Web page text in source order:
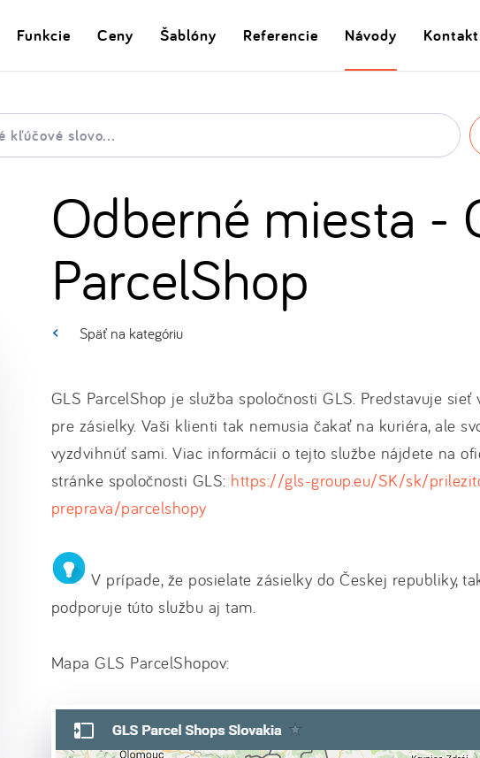
Funkcie Ceny Šablóny Referencie Návody Kontakt
Späť na kategóriu
Odberné miesta -
ParcelShop
GLS ParcelShop je služba spoločnosti GLS. Predstavuje sieť
pre zásielky. Vaši klienti tak nemusia čakať na kuriéra, ale
vyzdvihnúť sami. Viac informácii o tejto službe nájdete na
stránke spoločnosti GLS: https://gls-group.eu/SK/sk/
preprava/parcelshopy
V prípade, že posielate zásielky do Českej republiky,
podporuje túto službu aj tam.
Mapa GLS ParcelShopov: